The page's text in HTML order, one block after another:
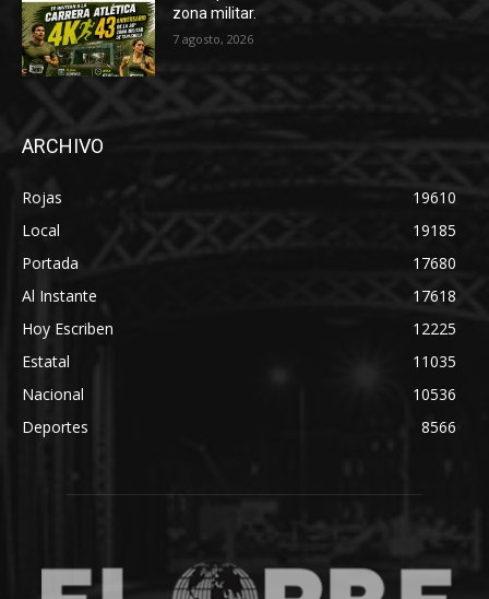
zona militar.
7 agosto, 2026
ARCHIVO
Rojas
19610
Local
19185
Portada
17680
Al Instante
17618
Hoy Escriben
12225
Estatal
11035
Nacional
10536
Deportes
8566